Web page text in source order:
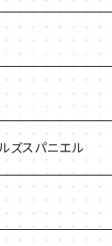
ズスパニエル